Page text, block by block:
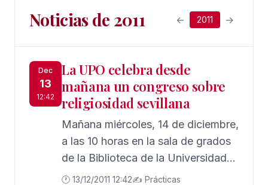
Noticias de 2011 ← 2011 →
Dec
13
12:42
La UPO celebra desde
mañana un congreso sobre
religiosidad sevillana
Mañana miércoles, 14 de diciembre,
a las 10 horas en la sala de grados
de la Biblioteca de la Universidad
Pablo de Olavide, el profesor José
🕐 13/12/2011 12:42✍️ Prácticas